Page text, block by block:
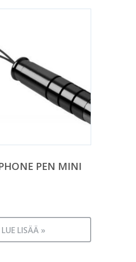
PEN MINI
LUE LISÄÄ »